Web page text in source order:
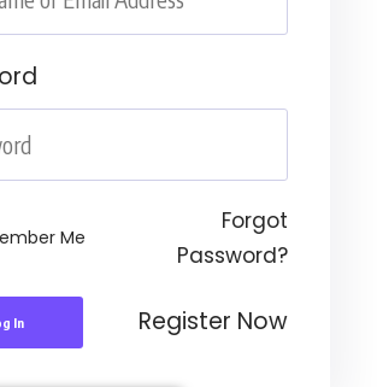
Me
Forgot
Password?
In Register Now